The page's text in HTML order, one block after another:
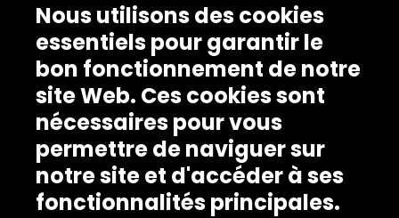
Nous utilisons des cookies
essentiels pour garantir le
bon fonctionnement de notre
site Web. Ces cookies sont
nécessaires pour vous
permettre de naviguer sur
notre site et d'accéder à ses
fonctionnalités principales.